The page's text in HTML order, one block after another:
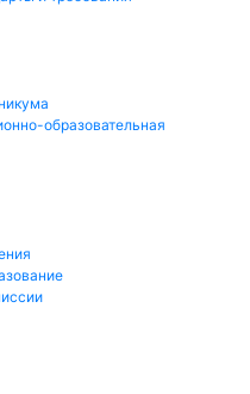
образовательная